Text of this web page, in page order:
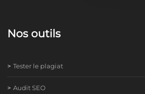
Nos outils
Tester le plagiat
Audit SEO